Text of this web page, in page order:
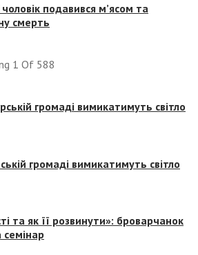
подавився м’ясом та
смерть
1 Of 588
громаді вимикатимуть світло
громаді вимикатимуть світло
та як її розвинути»: броварчанок